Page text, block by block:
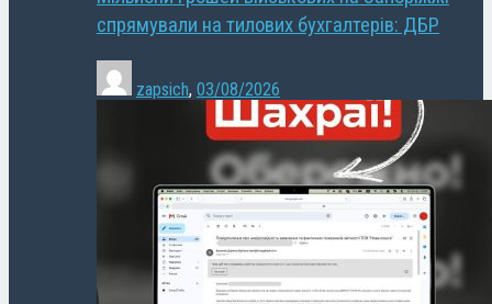
спрямували на тилових бухгалтерів: ДБР
zapsich, 03/08/2026